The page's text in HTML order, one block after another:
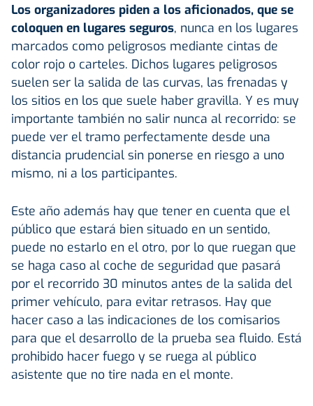
Los organizadores piden a los aficionados, que se
coloquen en lugares seguros, nunca en los lugares
marcados como peligrosos mediante cintas de
color rojo o carteles. Dichos lugares peligrosos
suelen ser la salida de las curvas, las frenadas y
los sitios en los que suele haber gravilla. Y es muy
importante también no salir nunca al recorrido: se
puede ver el tramo perfectamente desde una
distancia prudencial sin ponerse en riesgo a uno
mismo, ni a los participantes.
Este año además hay que tener en cuenta que el
público que estará bien situado en un sentido,
puede no estarlo en el otro, por lo que ruegan que
se haga caso al coche de seguridad que pasará
por el recorrido 30 minutos antes de la salida del
primer vehículo, para evitar retrasos. Hay que
hacer caso a las indicaciones de los comisarios
para que el desarrollo de la prueba sea fluido. Está
prohibido hacer fuego y se ruega al público
asistente que no tire nada en el monte.